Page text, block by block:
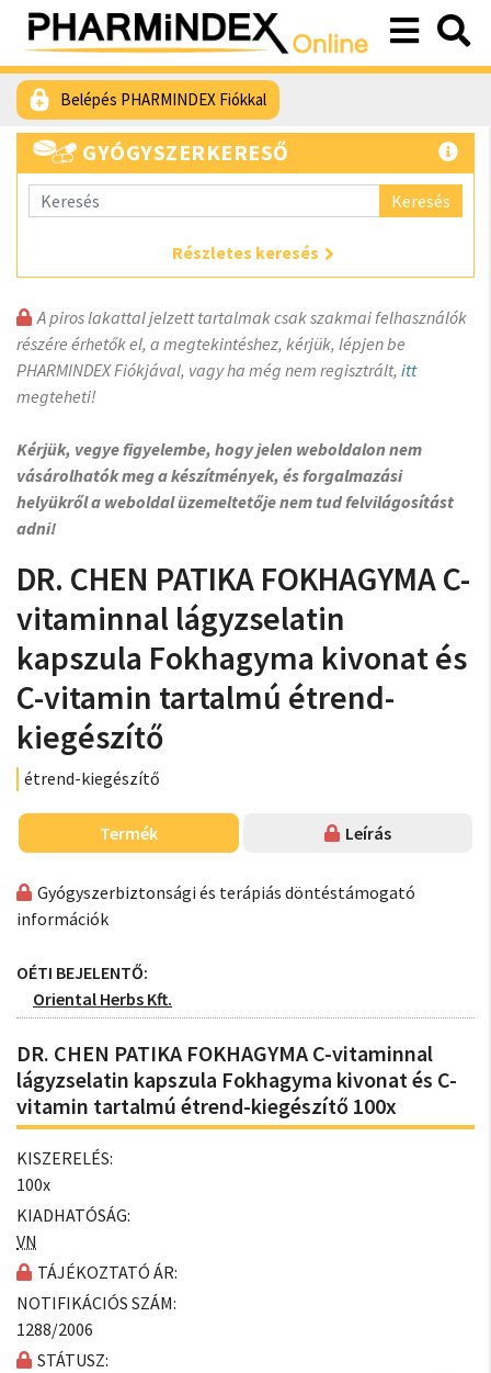
Belépés PHARMINDEX Fiókkal
GYÓGYSZERKERESŐ
Keresés
Részletes keresés
A piros lakattal jelzett tartalmak csak szakmai felhasználók
részére érhetők el, a megtekintéshez, kérjük, lépjen be
PHARMINDEX Fiókjával, vagy ha még nem regisztrált, itt
megteheti!
Kérjük, vegye figyelembe, hogy jelen weboldalon nem
vásárolhatók meg a készítmények, és forgalmazási
helyükről a weboldal üzemeltetője nem tud felvilágosítást
adni!
DR. CHEN PATIKA FOKHAGYMA C-
vitaminnal lágyzselatin
kapszula Fokhagyma kivonat és
C-vitamin tartalmú étrend-
kiegészítő
étrend-kiegészítő
Termék Leírás
Gyógyszerbiztonsági és terápiás döntéstámogató
információk
OÉTI BEJELENTŐ:
Oriental Herbs Kft.
DR. CHEN PATIKA FOKHAGYMA C-vitaminnal
lágyzselatin kapszula Fokhagyma kivonat és C-
vitamin tartalmú étrend-kiegészítő 100x
KISZERELÉS:
100x
KIADHATÓSÁG:
VN
TÁJÉKOZTATÓ ÁR:
NOTIFIKÁCIÓS SZÁM:
1288/2006
STÁTUSZ: